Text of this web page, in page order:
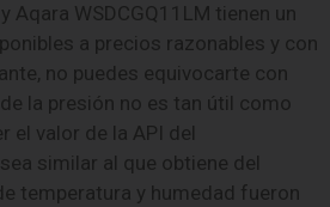
Aqara WSDCGQ11LM tienen un
a precios razonables y con
no puedes equivocarte con
la presión no es tan útil como
el valor de la API del
similar al que obtiene del
temperatura y humedad fueron